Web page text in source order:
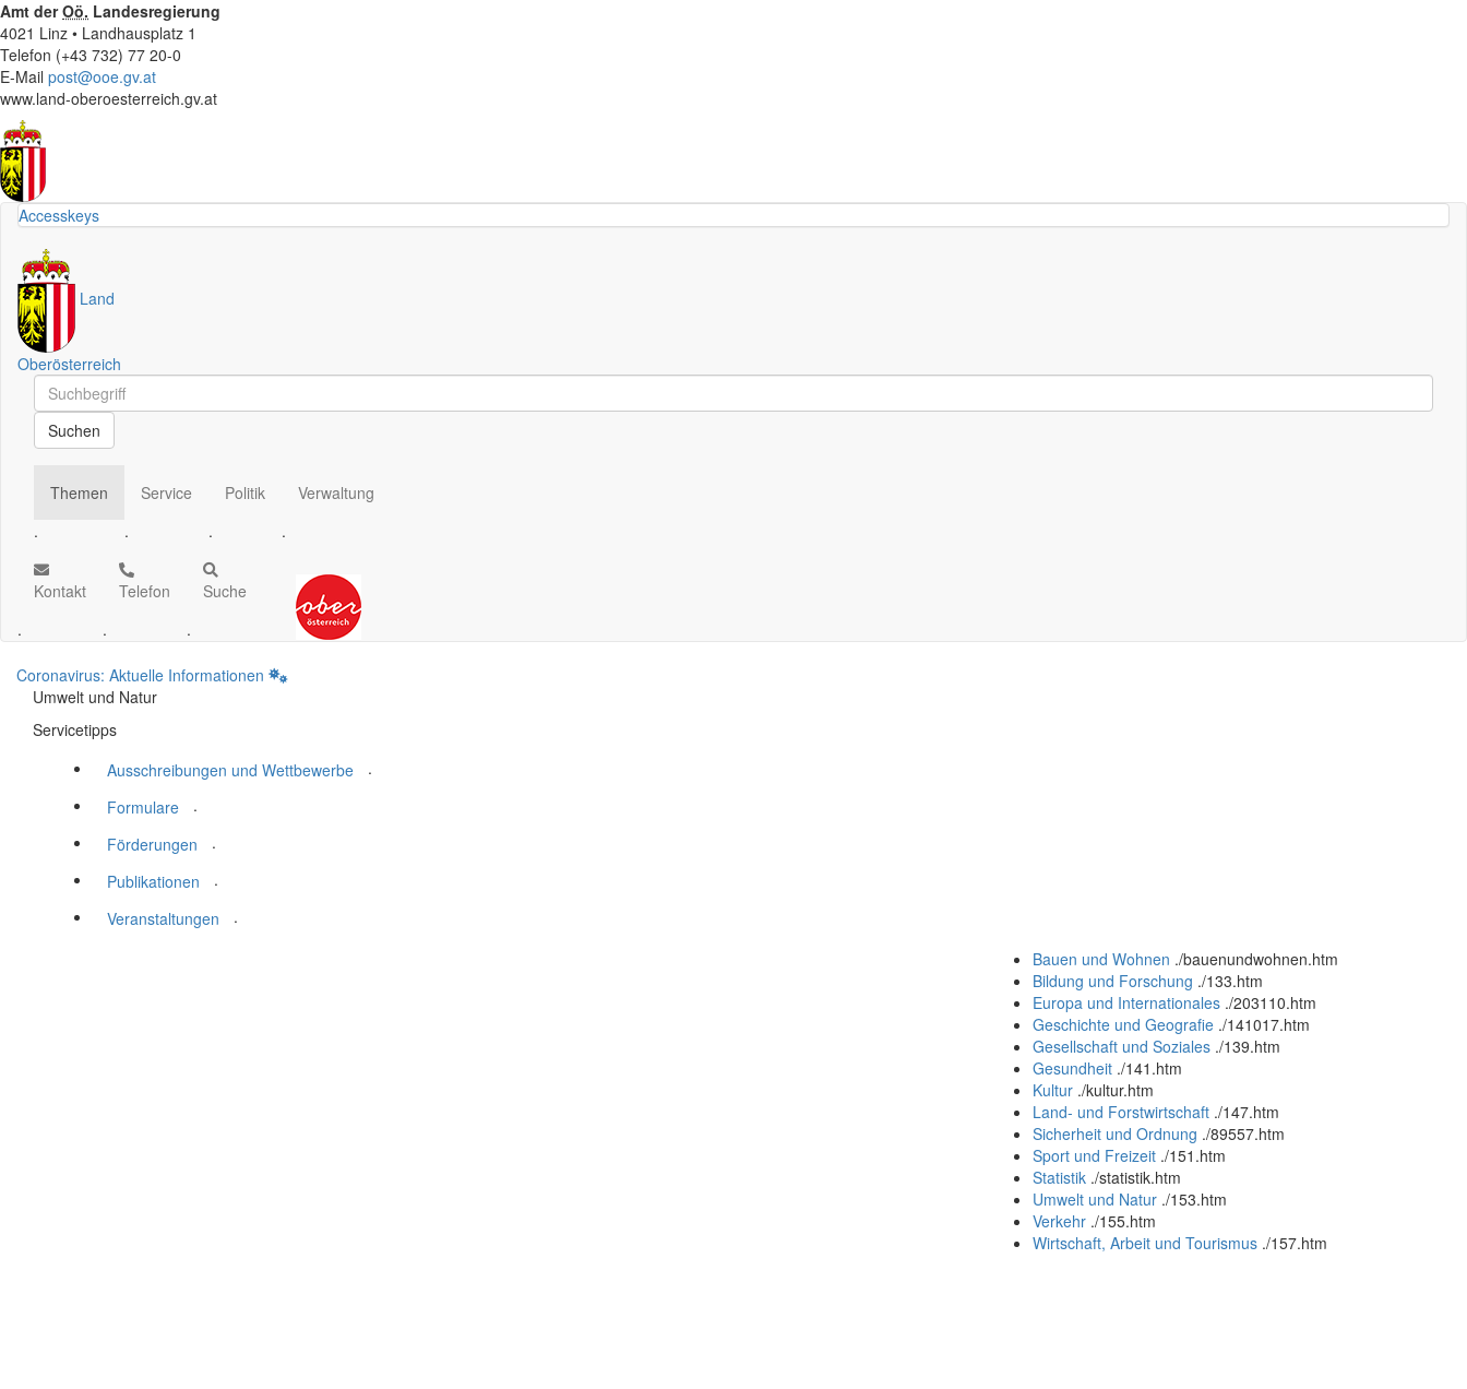
Amt derOö. Landesregierung
4021 Linz • Landhausplatz 1
Telefon (+43 732) 77 20-0
E-Mail post@ooe.gv.at
www.land-oberoesterreich.gv.at
Accesskeys
Land
Oberösterreich
Schnellsuche
Schnellsuche
Suchen
Themen
.
Service
.
Politik
.
Verwaltung
.
Kontakt
.
Telefon
.
Suche
.
Coronavirus: Aktuelle Informationen
Umwelt und Natur
Servicetipps
Ausschreibungen und Wettbewerbe
.
Formulare
.
Förderungen
.
Publikationen
.
Veranstaltungen
.
Bauen und Wohnen ./bauenundwohnen.htm
Bildung und Forschung ./133.htm
Europa und Internationales ./203110.htm
Geschichte und Geografie ./141017.htm
Gesellschaft und Soziales ./139.htm
Gesundheit ./141.htm
Kultur ./kultur.htm
Land- und Forstwirtschaft ./147.htm
Sicherheit und Ordnung ./89557.htm
Sport und Freizeit ./151.htm
Statistik ./statistik.htm
Umwelt und Natur ./153.htm
Verkehr ./155.htm
Wirtschaft, Arbeit und Tourismus ./157.htm